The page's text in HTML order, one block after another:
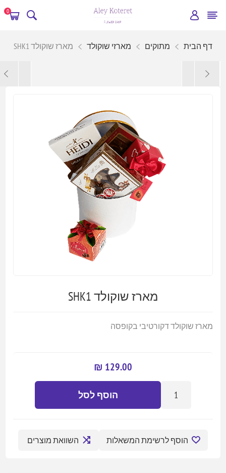
0
דף הבית מתוקים מארזי שוקולד מארז שוקולד SHK1
מארז שוקולד SHK1
מארז שוקולד דקורטיבי בקופסה
129.00 ₪
הוסף לסל
הוסף לרשימת המשאלות השוואת מוצרים